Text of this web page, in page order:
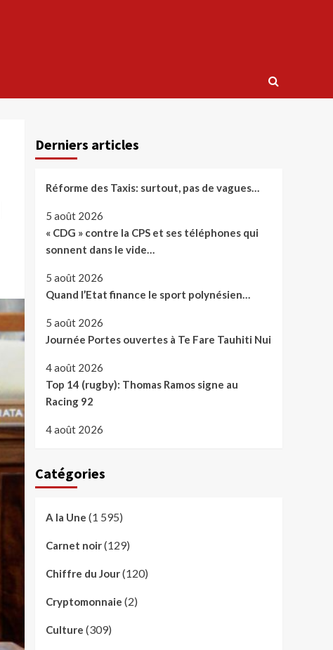
Derniers articles
Réforme des Taxis: surtout, pas de vagues…
5 août 2026
« CDG » contre la CPS et ses téléphones qui
sonnent dans le vide…
5 août 2026
Quand l’Etat finance le sport polynésien…
5 août 2026
Journée Portes ouvertes à Te Fare Tauhiti Nui
4 août 2026
Top 14 (rugby): Thomas Ramos signe au
Racing 92
4 août 2026
Catégories
A la Une (1 595)
Carnet noir(129)
Chiffre du Jour(120)
Cryptomonnaie (2)
Culture (309)